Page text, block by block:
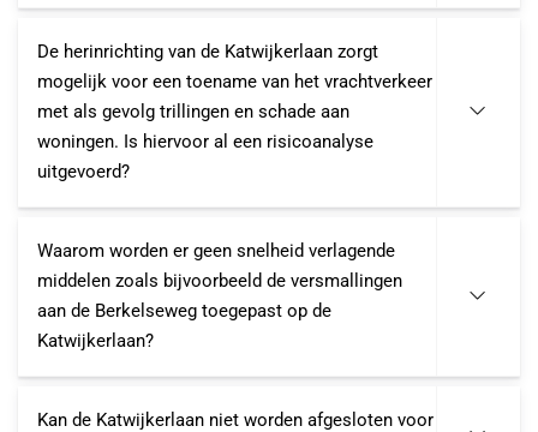
De herinrichting van de Katwijkerlaan zorgt
mogelijk voor een toename van het vrachtverkeer
met als gevolg trillingen en schade aan
woningen. Is hiervoor al een risicoanalyse
uitgevoerd?
Waarom worden er geen snelheid verlagende
middelen zoals bijvoorbeeld de versmallingen
aan de Berkelseweg toegepast op de
Katwijkerlaan?
Kan de Katwijkerlaan niet worden afgesloten voor